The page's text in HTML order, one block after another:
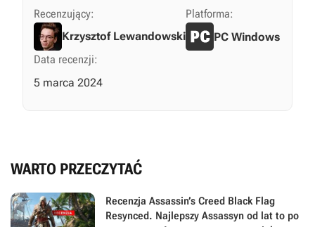
Recenzujący:
Krzysztof Lewandowski
Platforma:
PC Windows
Data recenzji:
5 marca 2024
WARTO PRZECZYTAĆ
Recenzja Assassin’s Creed Black Flag
Resynced. Najlepszy Assassyn od lat to po